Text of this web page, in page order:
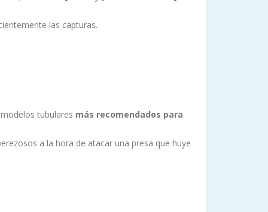
las capturas.
tubulares más recomendados para
a la hora de atacar una presa que huye